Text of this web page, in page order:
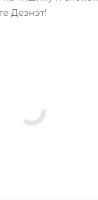
Дезнэт!